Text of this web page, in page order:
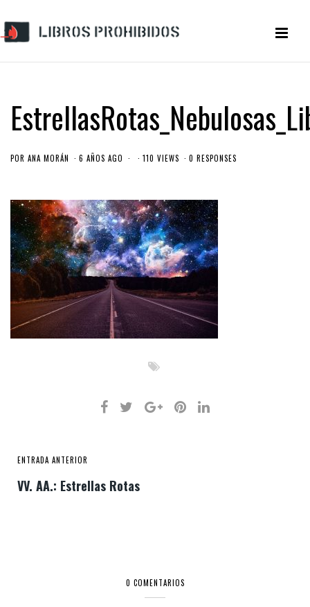
POR ANA MORÁN 6 AÑOS AGO 110 VIEWS 0 RESPONSES
ENTRADA ANTERIOR
VV. AA.: Estrellas Rotas
0 COMENTARIOS